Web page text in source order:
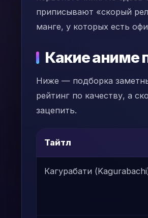
приписывают «скорый
манге, у которых есть
Какие аниме
Ниже — подборка
рейтинг по качеству, а
зацепить.
Тайтл
Кагурабати